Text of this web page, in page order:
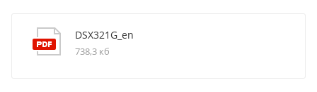
DSX321G_en
738,3 кб